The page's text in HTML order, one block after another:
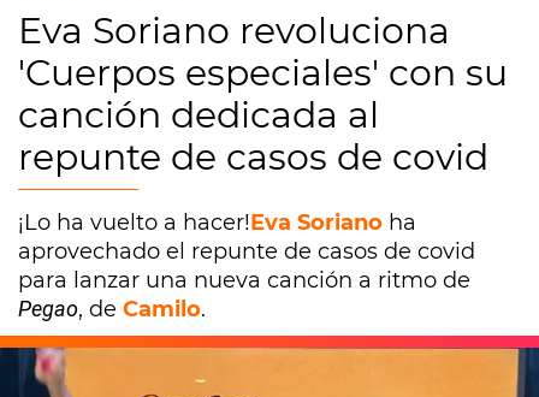
Eva Soriano revoluciona
'Cuerpos especiales' con su
canción dedicada al
repunte de casos de covid
¡Lo ha vuelto a hacer!Eva Soriano ha
aprovechado el repunte de casos de covid
para lanzar una nueva canción a ritmo de
Pegao, de Camilo.